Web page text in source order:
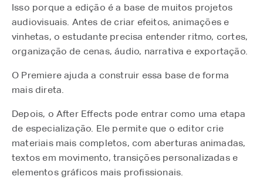
Isso porque a edição é a base de muitos projetos
audiovisuais. Antes de criar efeitos, animações e
vinhetas, o estudante precisa entender ritmo, cortes,
organização de cenas, áudio, narrativa e exportação.
O Premiere ajuda a construir essa base de forma
mais direta.
Depois, o After Effects pode entrar como uma etapa
de especialização. Ele permite que o editor crie
materiais mais completos, com aberturas animadas,
textos em movimento, transições personalizadas e
elementos gráficos mais profissionais.